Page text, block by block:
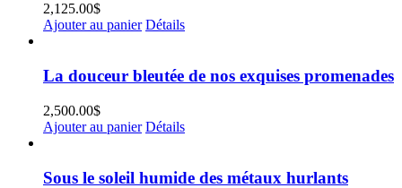
2,125.00$
Ajouter au panier Détails
La douceur bleutée de nos exquises promenades
2,500.00$
Ajouter au panier Détails
Sous le soleil humide des métaux hurlants